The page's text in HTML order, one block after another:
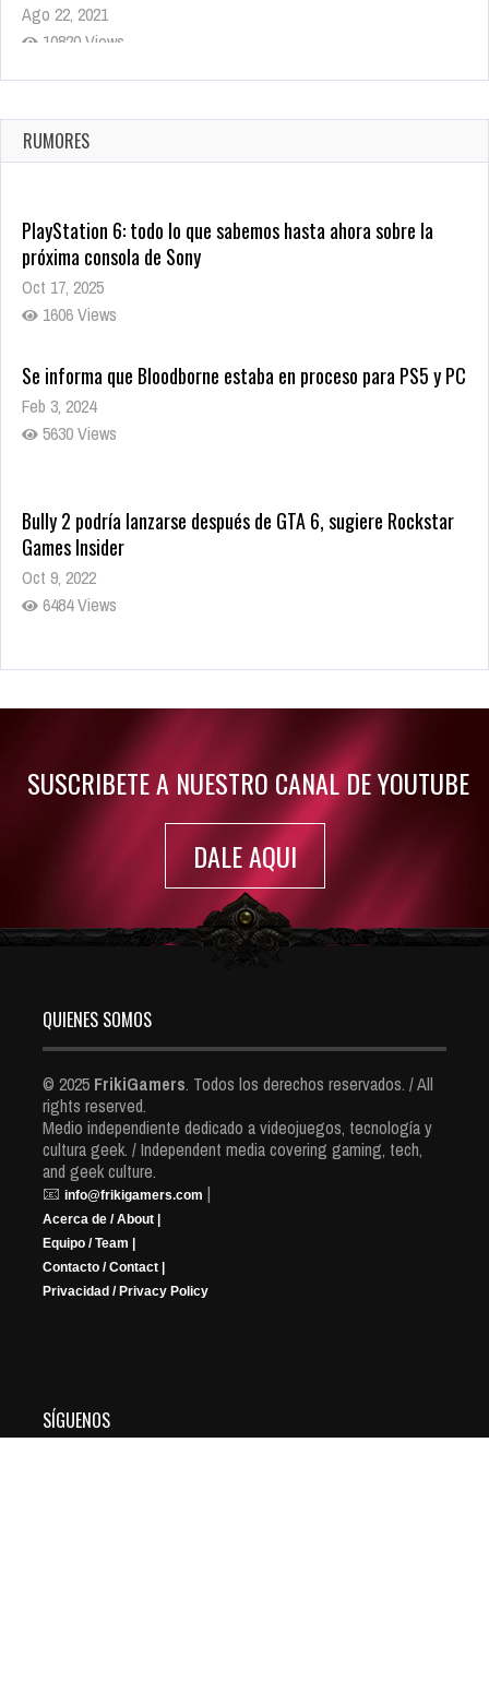
Ago 22, 2021
10820 Views
La configuración de Call of Duty 2021 aparentemente ya fue
Ago 8, 2021
10005 Views
RUMORES
PlayStation 6: todo lo que sabemos hasta ahora sobre la
próxima consola de Sony
Oct 17, 2025
1606 Views
Se informa que Bloodborne estaba en proceso para PS5 y PC
Feb 3, 2024
5630 Views
Bully 2 podría lanzarse después de GTA 6, sugiere Rockstar
Games Insider
Oct 9, 2022
6484 Views
Rumor: Se filtran los primeros detalles de Resident Evil 9
SUSCRIBETE A NUESTRO CANAL DE YOUTUBE
DALE AQUI
QUIENES SOMOS
© 2025 FrikiGamers. Todos los derechos reservados. / All
rights reserved.
Medio independiente dedicado a videojuegos, tecnología y
cultura geek. / Independent media covering gaming, tech,
and geek culture.
📧 info@frikigamers.com |
Acerca de / About |
Equipo / Team |
Contacto / Contact |
Privacidad / Privacy Policy
SÍGUENOS